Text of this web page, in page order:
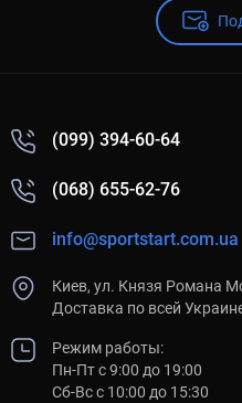
(099) 394-60-64
(068) 655-62-76
info@sportstart.com.ua
Киев, ул. Князя Романа
Доставка по всей
Режим работы:
Пн-Пт с 9:00 до 19:00
Сб-Вс с 10:00 до 15:30